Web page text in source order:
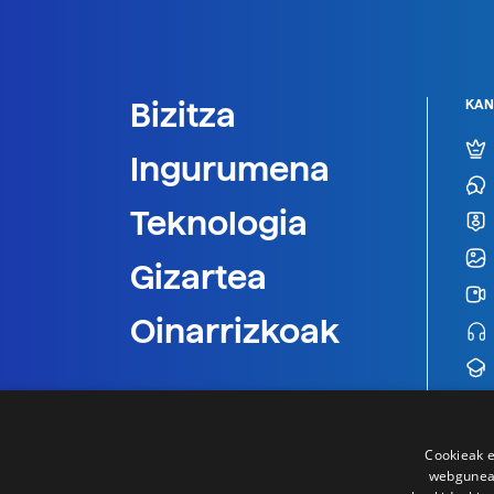
Bizitza
Ingurumena
Teknologia
Gizartea
Oinarrizkoak
Cookieak